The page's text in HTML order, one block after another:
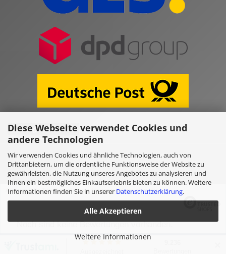
Diese Webseite verwendet Cookies und
andere Technologien
Wir verwenden Cookies und ähnliche Technologien, auch von
Drittanbietern, um die ordentliche Funktionsweise der Website zu
gewährleisten, die Nutzung unseres Angebotes zu analysieren und
Ihnen ein bestmögliches Einkaufserlebnis bieten zu können. Weitere
Informationen finden Sie in unserer Datenschutzerklärung.
Alle Akzeptieren
Weitere Informationen
Vertrag widerrufen
Online Shop erstellenmit Gambio.de © 2026
Ausgewählte Top-Bewertungen für www.kulano.store/de
Noch sind keine Bewertungen vorhanden.